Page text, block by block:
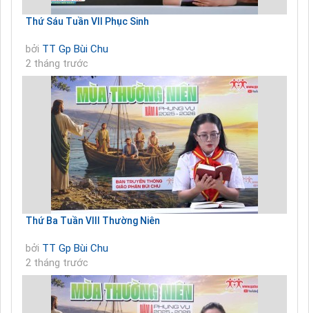
Thứ Sáu Tuần VII Phục Sinh
bởi TT Gp Bùi Chu
2 tháng trước
Thứ Ba Tuần VIII Thường Niên
bởi TT Gp Bùi Chu
2 tháng trước